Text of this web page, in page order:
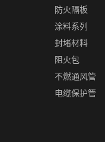
防火隔板
涂料系列
封堵材料
阻火包
不燃通风管
电缆保护管